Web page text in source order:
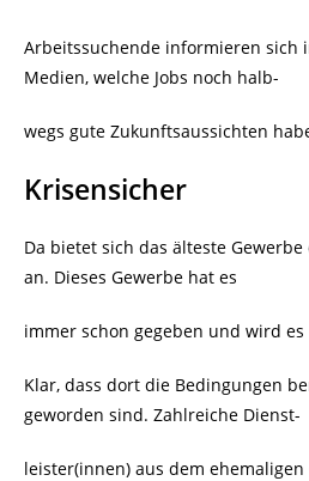
Arbeitssuchende informieren sich
Medien, welche Jobs noch halb-
wegs gute Zukunftsaussichten
Krisensicher
Da bietet sich das älteste
an. Dieses Gewerbe hat es
immer schon gegeben und wird
Klar, dass dort die Bedingungen
geworden sind. Zahlreiche Dienst-
leister(innen) aus dem